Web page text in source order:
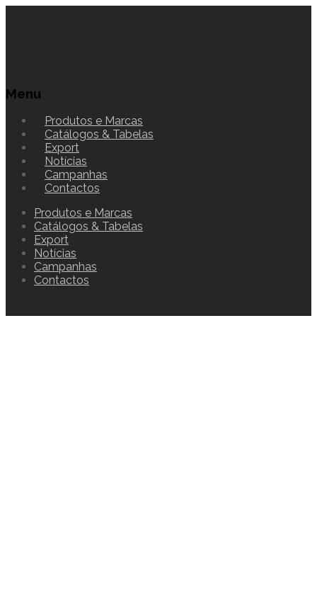
Menu
Produtos e Marcas
Catálogos & Tabelas
Export
Notícias
Campanhas
Contactos
Produtos e Marcas
Catálogos & Tabelas
Export
Notícias
Campanhas
Contactos